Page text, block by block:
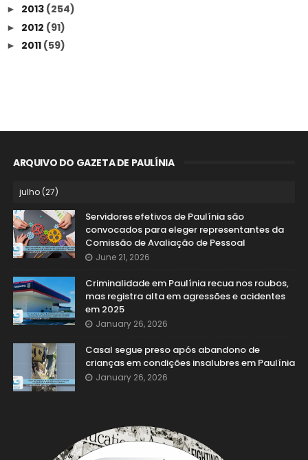
► 2013 (254)
► 2012 (91)
► 2011 (59)
ARQUIVO DO GAZETA DE PAULÍNIA
Servidores efetivos de Paulínia são
convocados para eleger representantes da
Comissão de Avaliação de Pessoal
June 21, 2026
Criminalidade em Paulínia recua nos roubos,
mas registra alta em agressões e acidentes
em 2025
January 26, 2026
Casal segue preso após abandono de
crianças em condições insalubres em Paulínia
January 26, 2026